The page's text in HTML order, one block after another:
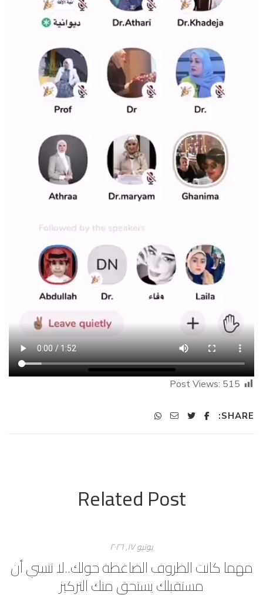
Post Views: 515
SHARE:
Related Post
يونيو ۱۷, ۲۰۲٦
مهما كانت الظروف الضاغطة حولك..لا تنسي أن
مستقبلك يستحق منك التركيز